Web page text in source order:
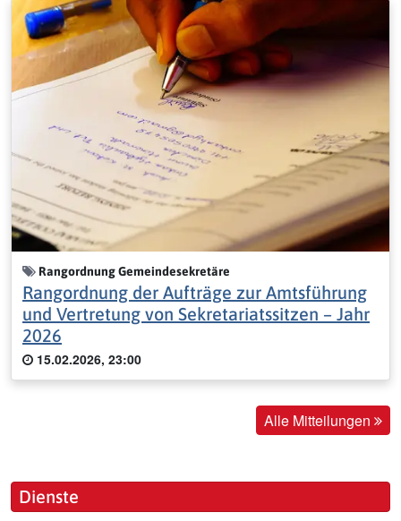
Rangordnung Gemeindesekretäre
Rangordnung der Aufträge zur Amtsführung
und Vertretung von Sekretariatssitzen – Jahr
2026
15.02.2026, 23:00
Alle Mitteilungen
Dienste